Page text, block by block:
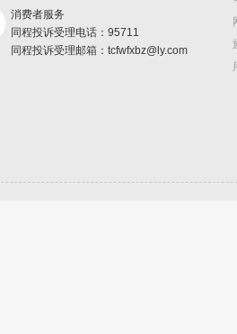
消费者服务
同程投诉受理电话：95711
同程投诉受理邮箱：tcfwfxbz@ly.com